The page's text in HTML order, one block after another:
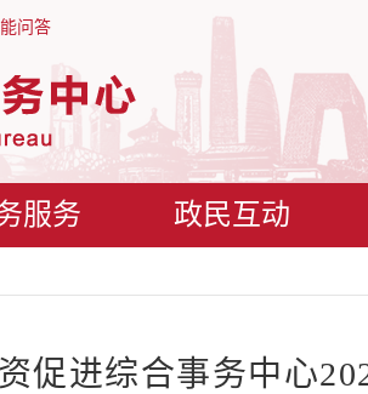
问答
服务 政民互动
促进综合事务中心